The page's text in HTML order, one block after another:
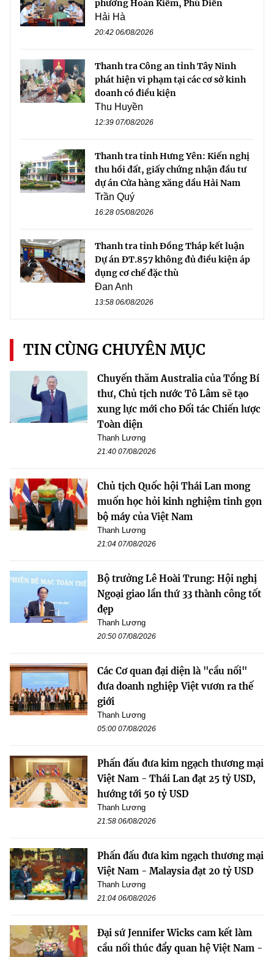
phường Hoàn Kiếm, Phú Diễn
Hải Hà
20:42 06/08/2026
Thanh tra Công an tỉnh Tây Ninh
phát hiện vi phạm tại các cơ sở kinh
doanh có điều kiện
Thu Huyền
12:39 07/08/2026
Thanh tra tỉnh Hưng Yên: Kiến nghị
thu hồi đất, giấy chứng nhận đầu tư
dự án Cửa hàng xăng dầu Hải Nam
Trần Quý
16:28 05/08/2026
Thanh tra tỉnh Đồng Tháp kết luận
Dự án ĐT.857 không đủ điều kiện áp
dụng cơ chế đặc thù
Đan Anh
13:58 06/08/2026
TIN CÙNG CHUYÊN MỤC
Chuyến thăm Australia của Tổng Bí
thư, Chủ tịch nước Tô Lâm sẽ tạo
xung lực mới cho Đối tác Chiến lược
Toàn diện
Thanh Lương
21:40 07/08/2026
Chủ tịch Quốc hội Thái Lan mong
muốn học hỏi kinh nghiệm tinh gọn
bộ máy của Việt Nam
Thanh Lương
21:04 07/08/2026
Bộ trưởng Lê Hoài Trung: Hội nghị
Ngoại giao lần thứ 33 thành công tốt
đẹp
Thanh Lương
20:50 07/08/2026
Các Cơ quan đại diện là "cầu nối"
đưa doanh nghiệp Việt vươn ra thế
giới
Thanh Lương
05:00 07/08/2026
Phấn đấu đưa kim ngạch thương mại
Việt Nam - Thái Lan đạt 25 tỷ USD,
hướng tới 50 tỷ USD
Thanh Lương
21:58 06/08/2026
Phấn đấu đưa kim ngạch thương mại
Việt Nam - Malaysia đạt 20 tỷ USD
Thanh Lương
21:04 06/08/2026
Đại sứ Jennifer Wicks cam kết làm
cầu nối thúc đẩy quan hệ Việt Nam -